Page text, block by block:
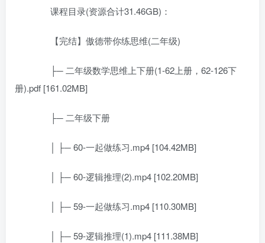
课程目录(资源合计31.46GB)：
【完结】傲德带你练思维(二年级)
├─ 二年级数学思维上下册(1-62上册，62-126下
册).pdf [161.02MB]
├─ 二年级下册
│ ├─ 60-一起做练习.mp4 [104.42MB]
│ ├─ 60-逻辑推理(2).mp4 [102.20MB]
│ ├─ 59-一起做练习.mp4 [110.30MB]
│ ├─ 59-逻辑推理(1).mp4 [111.38MB]